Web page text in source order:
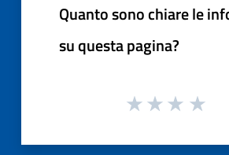
Quanto sono chiare le
su questa pagina?